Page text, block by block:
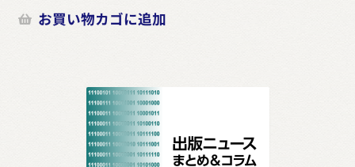
お買い物カゴに追加